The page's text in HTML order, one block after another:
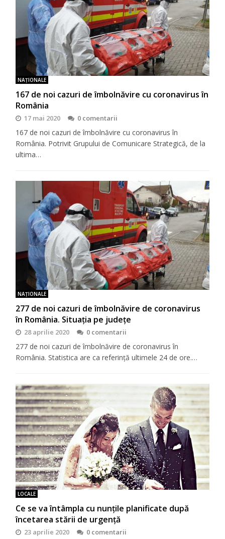
NAŢIONALE
167 de noi cazuri de îmbolnăvire cu coronavirus în
România
17 mai 2020 0 comentarii
167 de noi cazuri de îmbolnăvire cu coronavirus în
România. Potrivit Grupului de Comunicare Strategică, de la
ultima…
NAŢIONALE
277 de noi cazuri de îmbolnăvire de coronavirus
în România. Situația pe județe
28 aprilie 2020 0 comentarii
277 de noi cazuri de îmbolnăvire de coronavirus în
România. Statistica are ca referință ultimele 24 de ore.…
LOCALE
Ce se va întâmpla cu nunțile planificate după
încetarea stării de urgență
23 aprilie 2020 0 comentarii